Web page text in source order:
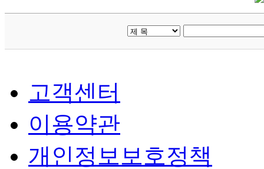
고객센터
이용약관
개인정보보호정책